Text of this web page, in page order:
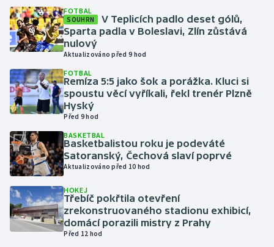
Judo
Krasobruslení
Lezení
Lyže a snowboard
Motorsport
Olympijské hry
Parasport
FOTBAL
SOUHRN
V Teplicích padlo deset gólů,
Sparta padla v Boleslavi, Zlín zůstává
nulový
Aktualizováno před 9 hod
FOTBAL
Remíza 5:5 jako šok a porážka. Kluci si
spoustu věcí vyříkali, řekl trenér Plzně
Hyský
Před 9 hod
BASKETBAL
Basketbalistou roku je podeváté
Satoranský, Čechová slaví poprvé
Aktualizováno před 10 hod
HOKEJ
Třebíč pokřtila otevření
zrekonstruovaného stadionu exhibicí,
domácí porazili mistry z Prahy
Před 12 hod